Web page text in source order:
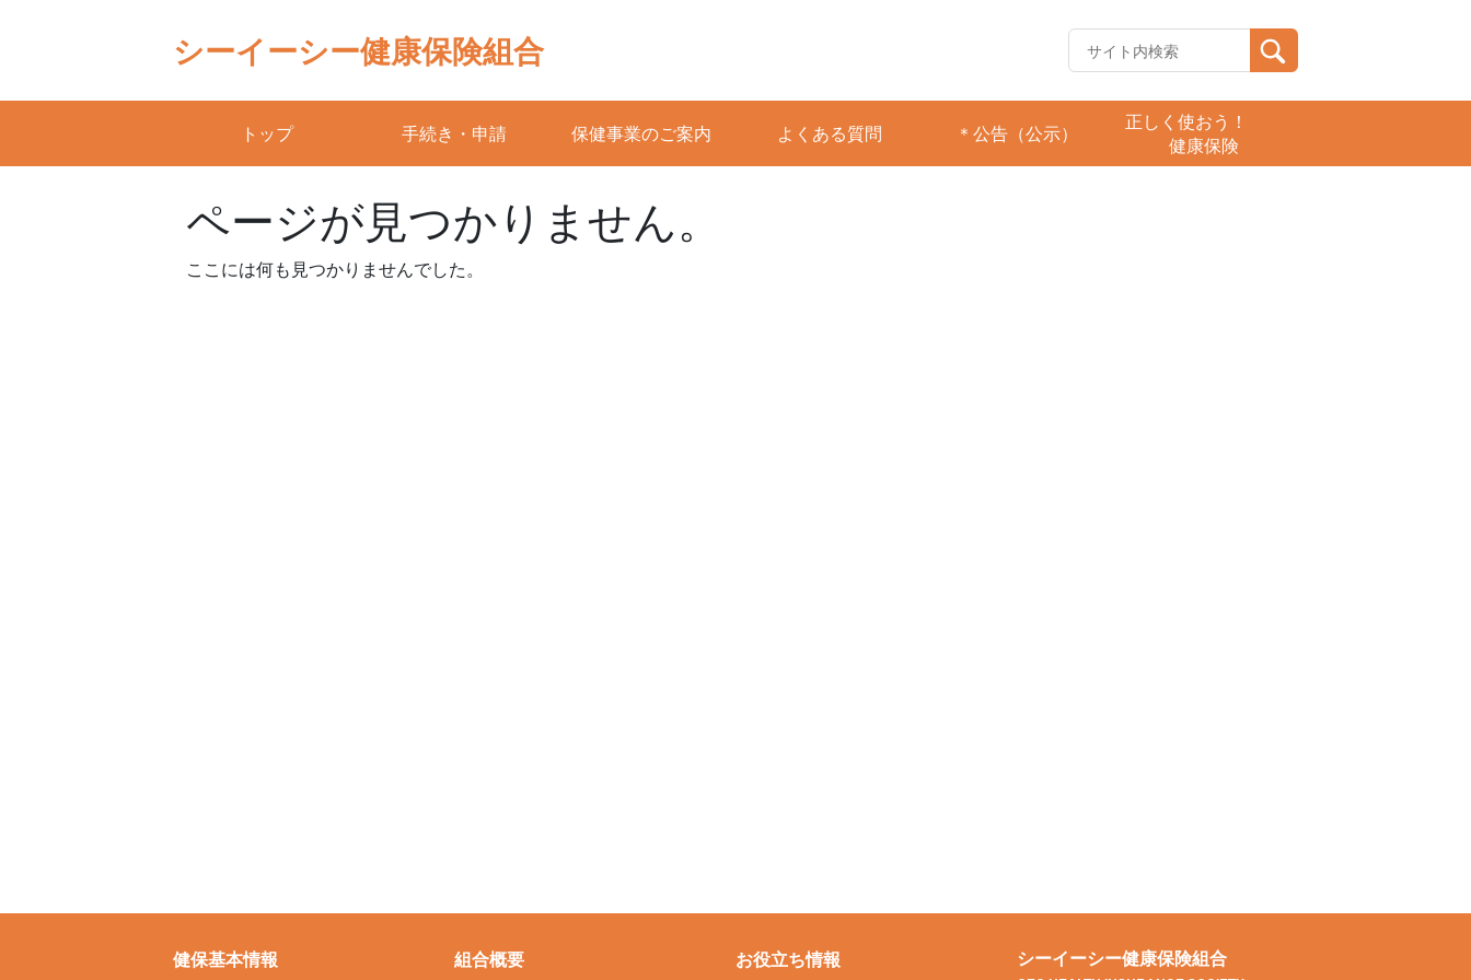
シーイーシー健康保険組合
トップ 手続き・申請 保健事業のご案内 よくある質問 ＊公告（公示）
正しく使おう！
健康保険
ページが見つかりません。
ここには何も見つかりませんでした。
健保基本情報 組合概要 お役立ち情報 シーイーシー健康保険組合